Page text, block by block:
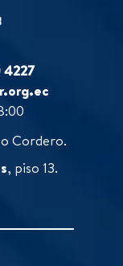
4227
Cordero.
, piso 13.